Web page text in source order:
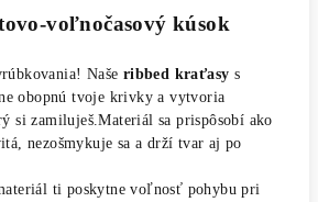
voľnočasový kúsok
Naše ribbed kraťasy s
obopnú tvoje krivky a vytvoria
si zamiluješ.Materiál sa prispôsobí ako
nezošmykuje sa a drží tvar aj po
ti poskytne voľnosť pohybu pri